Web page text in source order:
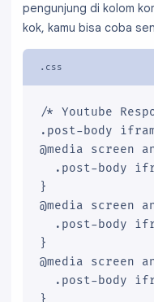
pengunjung di kolom
kok, kamu bisa coba
/* Youtube
.post-body
@media screen
.post-body
}
@media screen
.post-body
}
@media screen
.post-body